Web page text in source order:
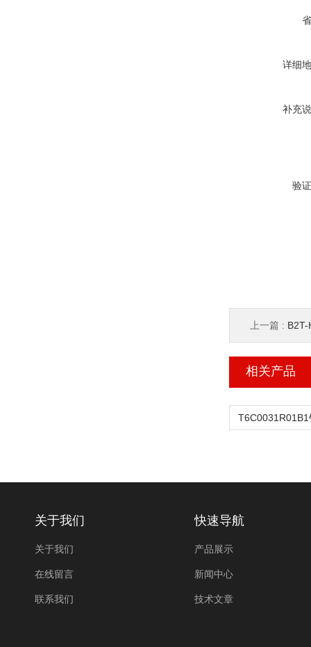
详细
补充
验
上一篇 : B2T-
相关产品
关于我们
关于我们
在线留言
联系我们
快速导航
产品展示
新闻中心
技术文章